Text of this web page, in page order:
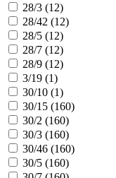
28/3 (12)
28/42 (12)
28/5 (12)
28/7 (12)
28/9 (12)
3/19 (1)
30/10 (1)
30/15 (160)
30/2 (160)
30/3 (160)
30/46 (160)
30/5 (160)